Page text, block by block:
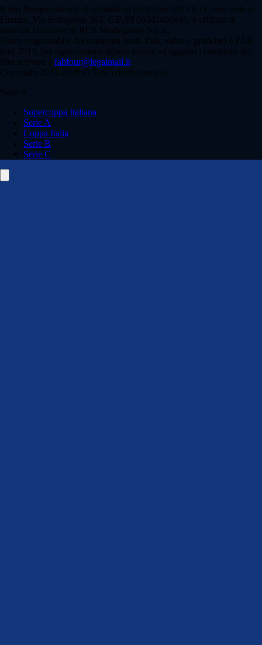
Il sito Numericalcio.it di titolarità di FAB four 2013 S.r.l., con sede in
Firenze, Via Bolognese 263, C.F./PI 06342490486, è affiliato al
network Gazzanet di RCS Mediagroup S.p.a..
Unico responsabile dei contenuti (testi, foto, video e grafiche) è FAB
four 2013; per ogni comunicazione avente ad oggetto i contenuti del
Sito scrivere a fabfour@legalmail.it
Copyright 2021-2026 © Tutti i diritti riservati.
Serie A
Supercoppa Italiana
Serie A
Coppa Italia
Serie B
Serie C